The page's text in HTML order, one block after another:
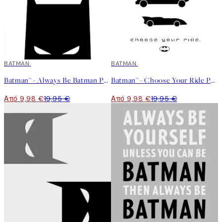
50%*
BATMAN
Batman™ - Always Be Batman Poster
Από 9,98 €19,95 €
50%*
BATMAN
Batman™ - Choose Your Ride Poster
Από 9,98 €19,95 €